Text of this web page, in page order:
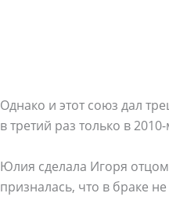
Однако и этот союз дал
в третий раз только в
Юлия сделала Игоря
призналась, что в браке